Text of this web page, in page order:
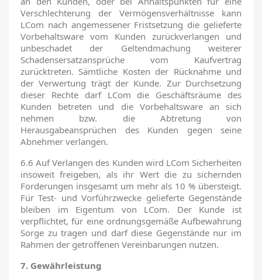
Verschlechterung der Vermögensverhältnisse kann
LCom nach angemessener Fristsetzung die gelieferte
Vorbehaltsware vom Kunden zurückverlangen und
unbeschadet der Geltendmachung weiterer
Schadensersatzansprüche vom Kaufvertrag
zurücktreten. Sämtliche Kosten der Rücknahme und
der Verwertung trägt der Kunde. Zur Durchsetzung
dieser Rechte darf LCom die Geschäftsräume des
Kunden betreten und die Vorbehaltsware an sich
nehmen bzw. die Abtretung von
Herausgabeansprüchen des Kunden gegen seine
Abnehmer verlangen.
6.6 Auf Verlangen des Kunden wird LCom Sicherheiten
insoweit freigeben, als ihr Wert die zu sichernden
Forderungen insgesamt um mehr als 10 % übersteigt.
Für Test- und Vorführzwecke gelieferte Gegenstände
bleiben im Eigentum von LCom. Der Kunde ist
verpflichtet, für eine ordnungsgemäße Aufbewahrung
Sorge zu tragen und darf diese Gegenstände nur im
Rahmen der getroffenen Vereinbarungen nutzen.
7. Gewährleistung